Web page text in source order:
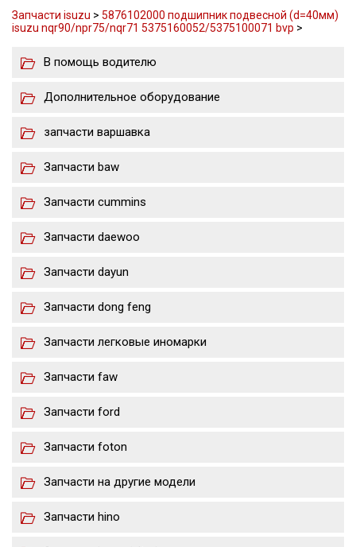
Запчасти isuzu > 5876102000 подшипник подвесной (d=40мм)
isuzu nqr90/npr75/nqr71 5375160052/5375100071 bvp >
В помощь водителю
Дополнительное оборудование
запчасти варшавка
Запчасти baw
Запчасти cummins
Запчасти daewoo
Запчасти dayun
Запчасти dong feng
Запчасти легковые иномарки
Запчасти faw
Запчасти ford
Запчасти foton
Запчасти на другие модели
Запчасти hino